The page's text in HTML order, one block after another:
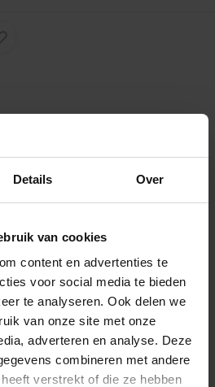
Details Over
van cookies
content en advertenties te
voor social media te bieden
te analyseren. Ook delen we
van onze site met onze
adverteren en analyse. Deze
combineren met andere
verstrekt of die ze hebben